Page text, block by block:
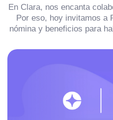
En Clara, nos encanta
Por eso, hoy invitamos a
nómina y beneficios para